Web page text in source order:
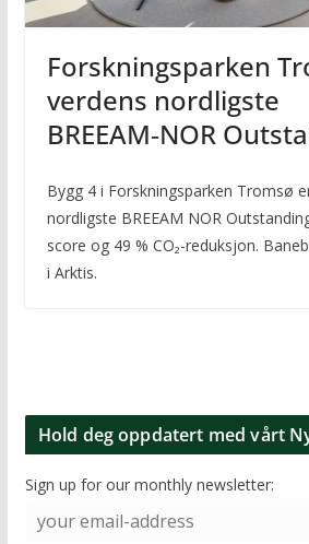
Forskningsparken
verdens nordligste
BREEAM‑NOR
Bygg 4 i Forskningsparken Tromsø
nordligste BREEAM NOR
score og 49 % CO₂-reduksjon.
i Arktis.
Hold deg oppdatert med vårt
Sign up for our monthly newsletter: